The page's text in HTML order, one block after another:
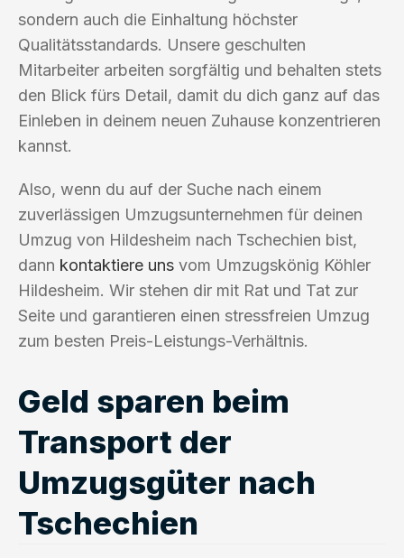
sondern auch die Einhaltung höchster
Qualitätsstandards. Unsere geschulten
Mitarbeiter arbeiten sorgfältig und behalten stets
den Blick fürs Detail, damit du dich ganz auf das
Einleben in deinem neuen Zuhause konzentrieren
kannst.
Also, wenn du auf der Suche nach einem
zuverlässigen Umzugsunternehmen für deinen
Umzug von Hildesheim nach Tschechien bist,
dann kontaktiere uns vom Umzugskönig Köhler
Hildesheim. Wir stehen dir mit Rat und Tat zur
Seite und garantieren einen stressfreien Umzug
zum besten Preis-Leistungs-Verhältnis.
Geld sparen beim
Transport der
Umzugsgüter nach
Tschechien